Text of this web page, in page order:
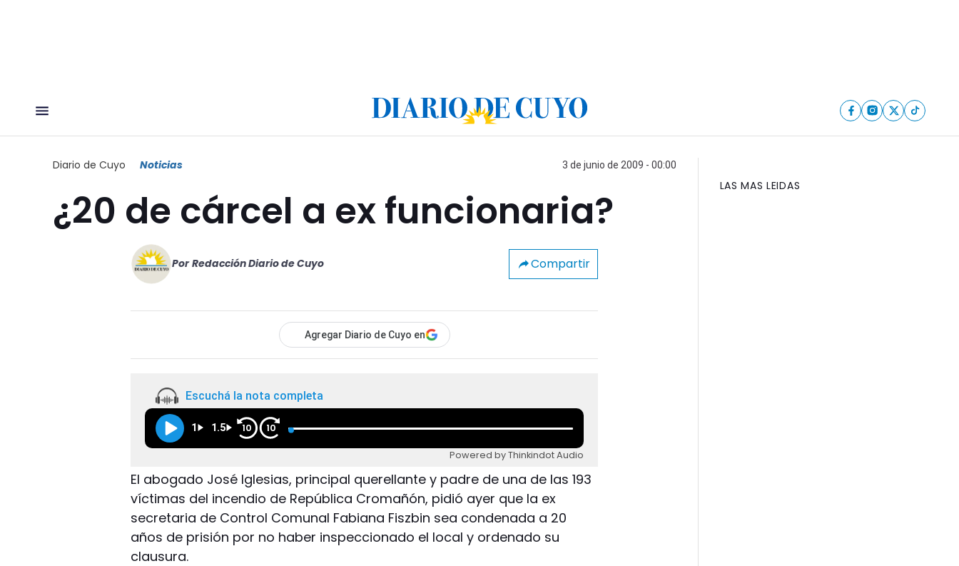
Diario de Cuyo Noticias 3 de junio de 2009 - 00:00
¿20 de cárcel a ex funcionaria?
Por Redacción Diario de Cuyo Compartir
Agregar Diario de Cuyo en
Escuchá la nota completa
1 1.5 10 10
Powered by Thinkindot Audio
El abogado José Iglesias, principal querellante y padre de una de las 193
víctimas del incendio de República Cromañón, pidió ayer que la ex
secretaria de Control Comunal Fabiana Fiszbin sea condenada a 20
años de prisión por no haber inspeccionado el local y ordenado su
clausura.
LAS MAS LEIDAS